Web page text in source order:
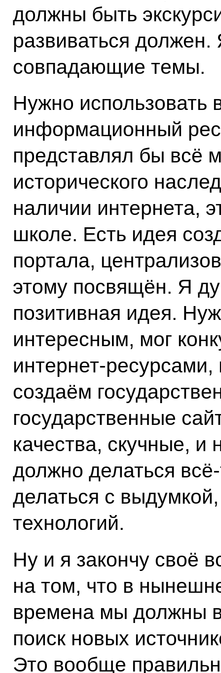
должны быть
развиваться
совпадающие темы.
Нужно использовать
информационный
представлял бы всё
исторического
наличии интернета,
школе. Есть идея
портала,
этому посвящён. Я
позитивная идея.
интересным, мог
интернет-
создаём
государственные
качества, скучные, и
должно делаться
делаться с
технологий.
Ну и я закончу своё
на том, что в
времена мы должны
поиск новых
Это вообще